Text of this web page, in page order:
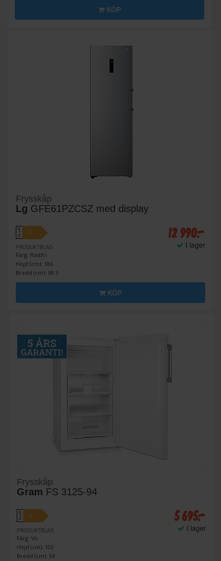
KÖP
Frysskåp
Lg GFE61PZCSZ med display
A
↑
G
E
PRODUKTBLAD
Färg: Rostfri
Höjd (cm): 186
Bredd (cm): 59.5
12 990:-
I lager
KÖP
Frysskåp
Gram FS 3125-94
A
↑
G
E
PRODUKTBLAD
Färg: Vit
Höjd (cm): 102
Bredd (cm): 54
5 695:-
I lager